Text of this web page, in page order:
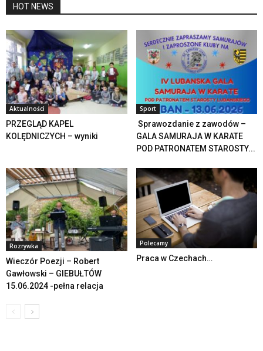
HOT NEWS
Aktualności
PRZEGLĄD KAPEL
KOLĘDNICZYCH – wyniki
Sport
Sprawozdanie z zawodów –
GALA SAMURAJA W KARATE
POD PATRONATEM STAROSTY...
Rozrywka
Wieczór Poezji – Robert
Gawłowski – GIEBUŁTÓW
15.06.2024 -pełna relacja
Polecamy
Praca w Czechach…